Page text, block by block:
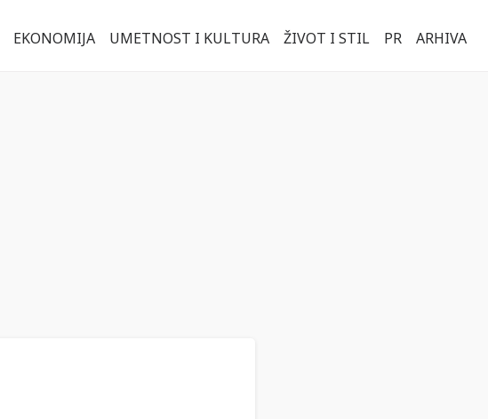
EKONOMIJA UMETNOST I KULTURA ŽIVOT I STIL PR ARHIVA